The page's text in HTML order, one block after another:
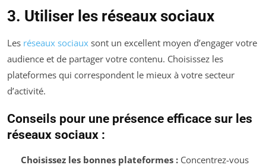
3. Utiliser les réseaux sociaux
Les réseaux sociaux sont un excellent moyen d’engager votre
audience et de partager votre contenu. Choisissez les
plateformes qui correspondent le mieux à votre secteur
d’activité.
Conseils pour une présence efficace sur les
réseaux sociaux :
Choisissez les bonnes plateformes :Concentrez-vous